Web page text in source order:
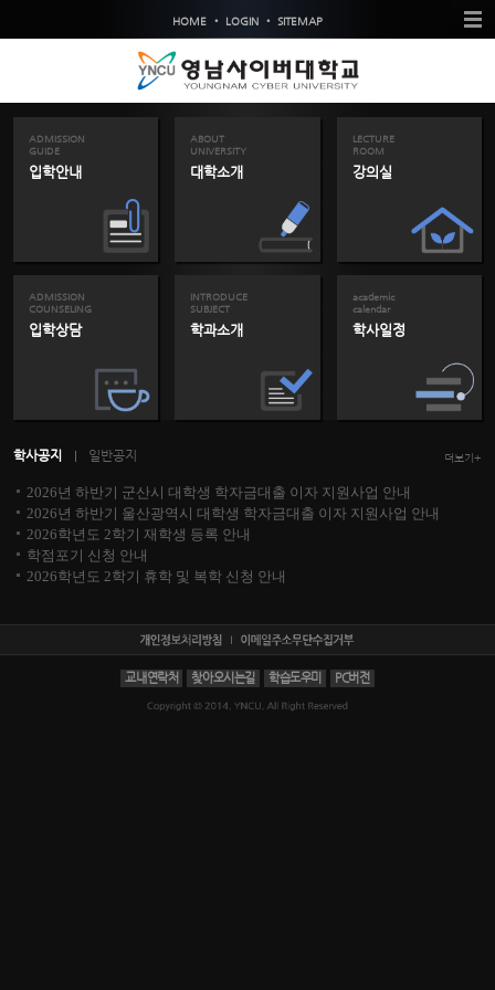
HOME • LOGIN • SITEMAP
ADMISSION
GUIDE
입학안내
ABOUT
UNIVERSITY
대학소개
LECTURE
ROOM
강의실
ADMISSION
COUNSELING
입학상담
INTRODUCE
SUBJECT
학과소개
academic
calendar
학사일정
학사공지 일반공지 더보기+
2026년 하반기 군산시 대학생 학자금대출 이자 지원사업 안내
2026년 하반기 울산광역시 대학생 학자금대출 이자 지원사업 안내
2026학년도 2학기 재학생 등록 안내
학점포기 신청 안내
2026학년도 2학기 휴학 및 복학 신청 안내
교내연락처 찾아오시는길 학습도우미 PC버전